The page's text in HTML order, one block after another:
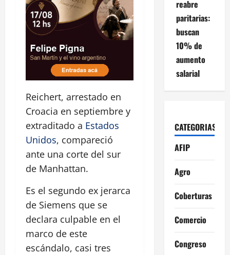
Reichert, arrestado en
Croacia en septiembre y
extraditado a Estados
Unidos, compareció
ante una corte del sur
de Manhattan.
Es el segundo ex jerarca
de Siemens que se
declara culpable en el
marco de este
escándalo, casi tres
reabre
paritarias:
buscan
10% de
aumento
salarial
CATEGORIAS
AFIP
Agro
Coberturas
Comercio
Congreso